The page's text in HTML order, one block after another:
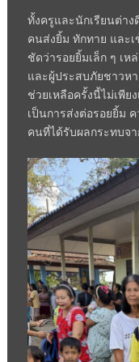
ทั้งครูและนักเรียนต่าง
คนส่งยิ้ม ทักทาย และ
ชัดว่ารอยยิ้มเล็ก ๆ เห
และผู้ประสบภัยชาวห
ช่วยเหลือครั้งนี้ไม่เพีย
เป็นการส่งต่อรอยยิ้ม
คนที่ได้รับผลกระทบจ